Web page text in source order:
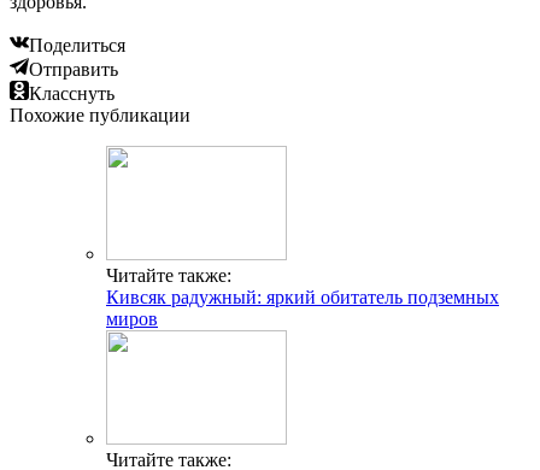
Поделиться
Отправить
Класснуть
Похожие публикации
Читайте также:
Кивсяк радужный: яркий обитатель подземных
миров
Читайте также: